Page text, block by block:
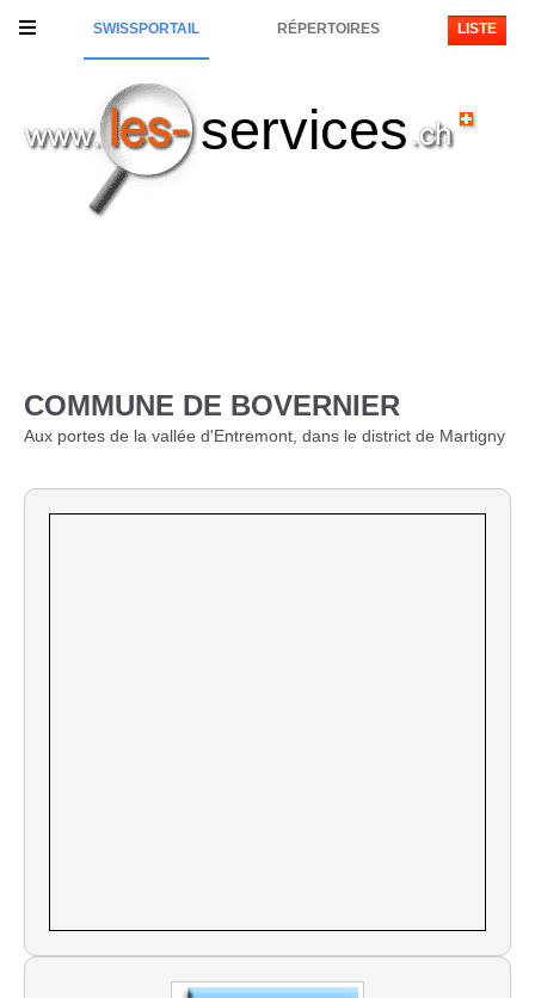
SWISSPORTAIL RÉPERTOIRES LISTE
services
COMMUNE DE BOVERNIER
Aux portes de la vallée d'Entremont, dans le district de Martigny